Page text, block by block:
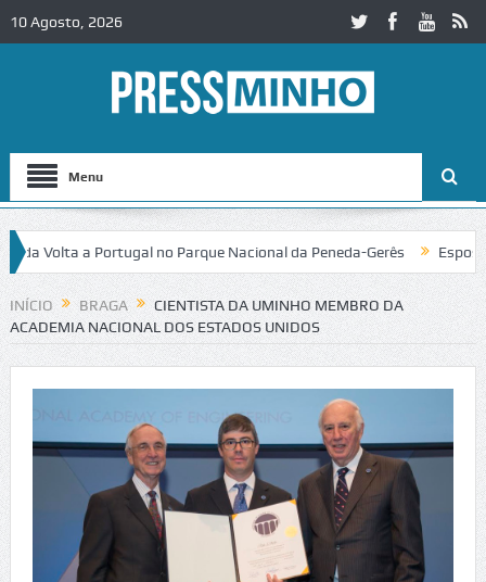
10 Agosto, 2026
Menu
a Portugal no Parque Nacional da Peneda-Gerês Esposende.
INÍCIO BRAGA
CIENTISTA DA UMINHO MEMBRO DA
ACADEMIA NACIONAL DOS ESTADOS UNIDOS